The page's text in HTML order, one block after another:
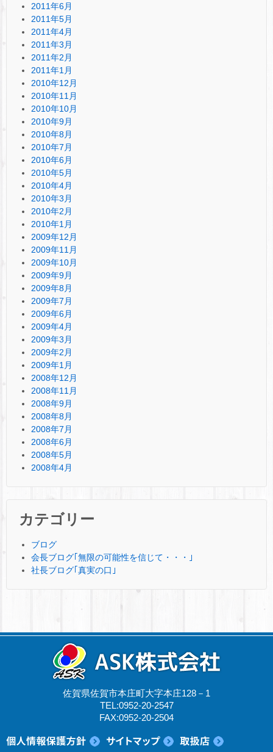
2011年6月
2011年5月
2011年4月
2011年3月
2011年2月
2011年1月
2010年12月
2010年11月
2010年10月
2010年9月
2010年8月
2010年7月
2010年6月
2010年5月
2010年4月
2010年3月
2010年2月
2010年1月
2009年12月
2009年11月
2009年10月
2009年9月
2009年8月
2009年7月
2009年6月
2009年4月
2009年3月
2009年2月
2009年1月
2008年12月
2008年11月
2008年9月
2008年8月
2008年7月
2008年6月
2008年5月
2008年4月
カテゴリー
ブログ
会長ブログ｢無限の可能性を信じて・・・｣
社長ブログ｢真実の口｣
佐賀県佐賀市本庄町大字本庄128－1
TEL:0952-20-2547
FAX:0952-20-2504